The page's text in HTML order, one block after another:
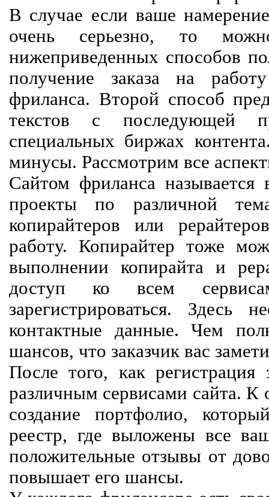
В случае если ваше
очень серьезно, то
нижеприведенных способов
получение заказа на
фриланса. Второй способ
текстов с последующей
специальных биржах
минусы. Рассмотрим все
Сайтом фриланса называется
проекты по различной
копирайтеров или
работу. Копирайтер тоже
выполнении копирайта и
доступ ко всем
зарегистрироваться. Здесь
контактные данные. Чем
шансов, что заказчик вас
После того, как регистрация
различным сервисами сайта. К
создание портфолио,
реестр, где выложены все
положительные отзывы от
повышает его шансы.